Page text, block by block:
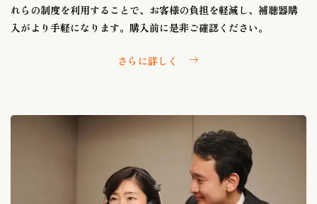
れらの制度を利用することで、お客様の負担を軽減し、補聴器購
入がより手軽になります。購入前に是非ご確認ください。
さらに詳しく